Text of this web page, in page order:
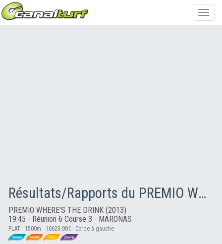
Résultats/Rapports du PREMIO WHERE'S THE DRINK (2013)
PREMIO WHERE'S THE DRINK (2013)
19:45 - Réunion 6 Course 3 - MARONAS
PLAT - 1500m - 10623.00€ - Corde à gauche